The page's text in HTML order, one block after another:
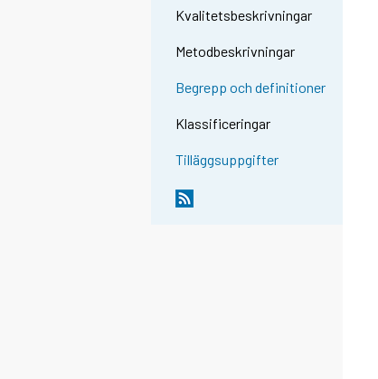
Kvalitetsbeskrivningar
Metodbeskrivningar
Begrepp och definitioner
Klassificeringar
Tilläggsuppgifter